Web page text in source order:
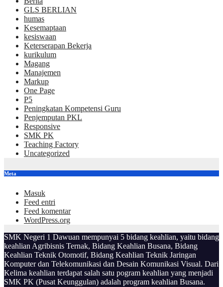
GLS BERLIAN
humas
Kesemaptaan
kesiswaan
Keterserapan Bekerja
kurikulum
Magang
Manajemen
Markup
One Page
P5
Peningkatan Kompetensi Guru
Penjemputan PKL
Responsive
SMK PK
Teaching Factory
Uncategorized
Meta
Masuk
Feed entri
Feed komentar
WordPress.org
SMK Negeri 1 Dawuan mempunyai 5 bidang keahlian, yaitu bidang
keahlian Agribisnis Ternak, Bidang Keahlian Busana, Bidang
Keahlian Teknik Otomotif, Bidang Keahlian Teknik Jaringan
Komputer dan Telekomunikasi dan Desain Komunikasi Visual. Dari
Kelima keahlian terdapat salah satu pogram keahlian yang menjadi
SMK PK (Pusat Keunggulan) adalah program keahlian Busana.